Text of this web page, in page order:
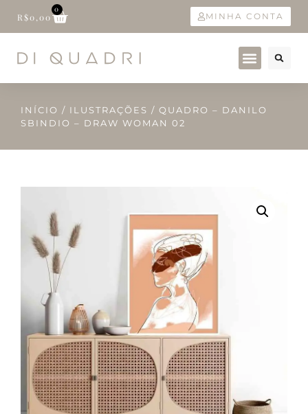
R$0,00
0
MINHA CONTA
INÍCIO / ILUSTRAÇÕES / QUADRO – DANILO
SBINDIO – DRAW WOMAN 02